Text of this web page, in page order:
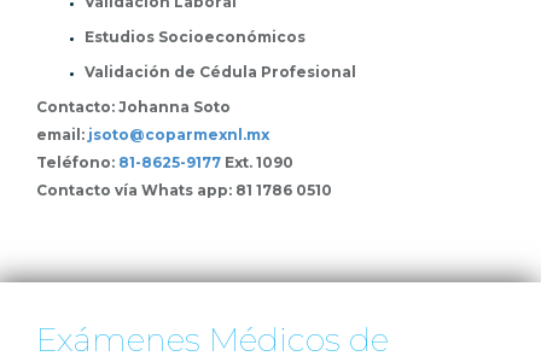
Estudios Socioeconómicos
Validación de Cédula Profesional
Contacto: Johanna Soto
email: jsoto@coparmexnl.mx
Teléfono: 81-8625-9177 Ext. 1090
Contacto vía Whats app: 81 1786 0510
Exámenes Médicos de